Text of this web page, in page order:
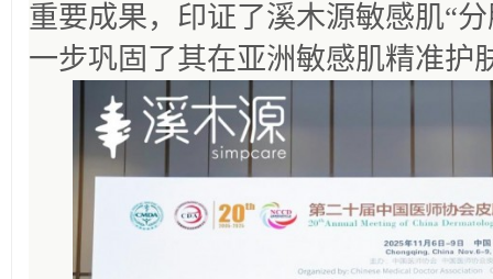
重要成果，印证了溪木源敏感肌“
一步巩固了其在亚洲敏感肌精准护